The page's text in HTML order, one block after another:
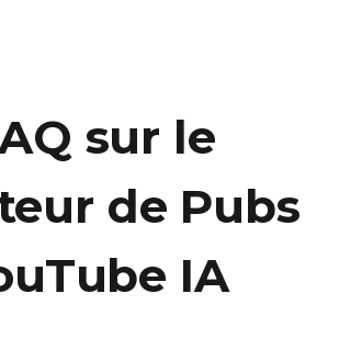
sur le
de Pubs
IA